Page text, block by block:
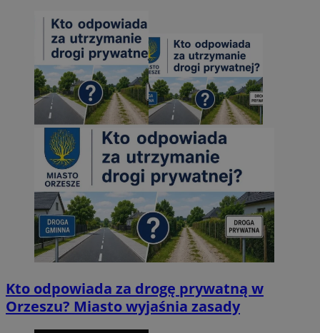
Kto odpowiada za drogę prywatną w
Orzeszu? Miasto wyjaśnia zasady